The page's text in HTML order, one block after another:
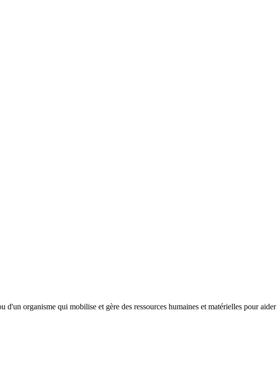
organisme qui mobilise et gère des ressources humaines et matérielles pour